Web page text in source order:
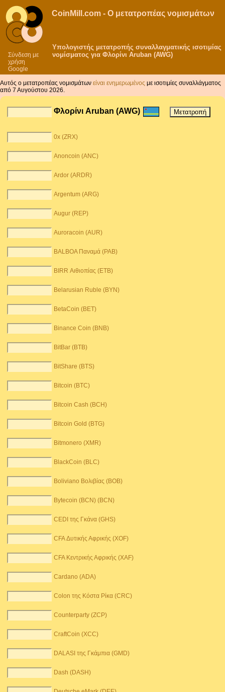
Σύνδεση με
χρήση
Google
CoinMill.com - Ο μετατροπέας νομισμάτων
Υπολογιστής μετατροπής συναλλαγματικής ισοτιμίας
νομίσματος για Φλορίνι Aruban (AWG)
Αυτός ο μετατροπέας νομισμάτων είναι ενημερωμένος με ισοτιμίες συναλλάγματος
από 7 Αυγούστου 2026.
Φλορίνι Aruban (AWG)
0x (ZRX)
Anoncoin (ANC)
Ardor (ARDR)
Argentum (ARG)
Augur (REP)
Auroracoin (AUR)
BALBOA Παναμά (PAB)
BIRR Αιθιοπίας (ETB)
Belarusian Ruble (BYN)
BetaCoin (BET)
Binance Coin (BNB)
BitBar (BTB)
BitShare (BTS)
Bitcoin (BTC)
Bitcoin Cash (BCH)
Bitcoin Gold (BTG)
Bitmonero (XMR)
BlackCoin (BLC)
Boliviano Βολιβίας (BOB)
Bytecoin (BCN) (BCN)
CEDI της Γκάνα (GHS)
CFA Δυτικής Αφρικής (XOF)
CFA Κεντρικής Αφρικής (XAF)
Cardano (ADA)
Colon της Κόστα Ρίκα (CRC)
Counterparty (ZCP)
CraftCoin (XCC)
DALASI της Γκάμπια (GMD)
Dash (DASH)